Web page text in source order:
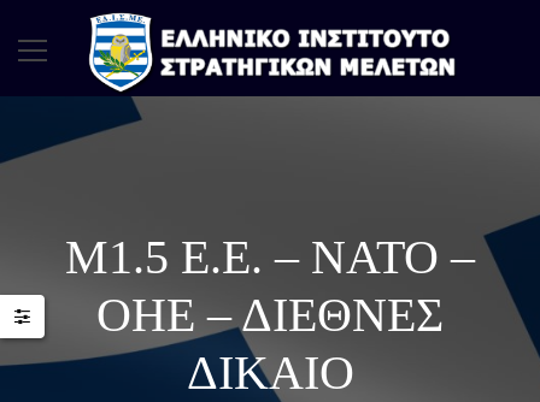
Μ1.5 Ε.Ε. – ΝΑΤΟ –
ΟΗΕ – ΔΙΕΘΝΈΣ
ΔΊΚΑΙΟ